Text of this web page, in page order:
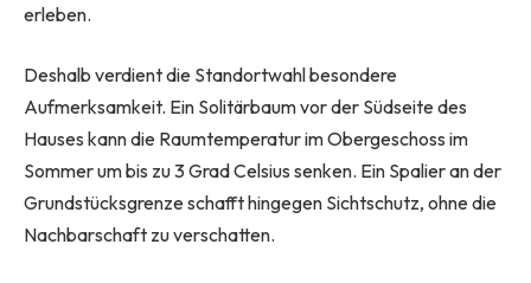
erleben.
Deshalb verdient die Standortwahl besondere
Aufmerksamkeit. Ein Solitärbaum vor der Südseite des
Hauses kann die Raumtemperatur im Obergeschoss im
Sommer um bis zu 3 Grad Celsius senken. Ein Spalier an der
Grundstücksgrenze schafft hingegen Sichtschutz, ohne die
Nachbarschaft zu verschatten.